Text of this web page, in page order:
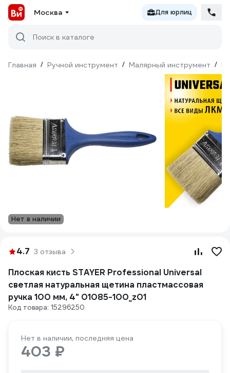
Москва Для юрлиц
Поиск в каталоге
Главная / Ручной инструмент / Малярный инструмент /
Нет в наличии
4.7 3 отзыва
Плоская кисть STAYER Professional Universal
светлая натуральная щетина пластмассовая
ручка 100 мм, 4" 01085-100_z01
Код товара: 15296250
Нет в наличии, последняя цена
403 ₽